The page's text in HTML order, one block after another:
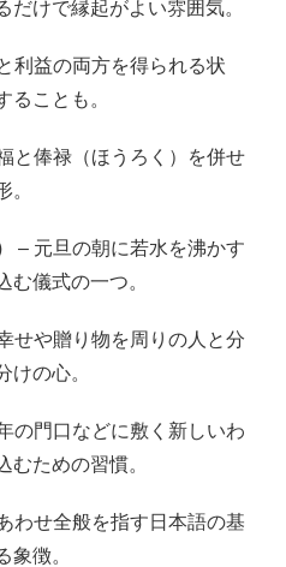
だけで縁起がよい雰囲気。
利益の両方を得られる状
ることも。
と俸禄（ほうろく）を併せ
。
– 元旦の朝に若水を沸かす
む儀式の一つ。
せや贈り物を周りの人と分
けの心。
の門口などに敷く新しいわ
むための習慣。
わせ全般を指す日本語の基
象徴。